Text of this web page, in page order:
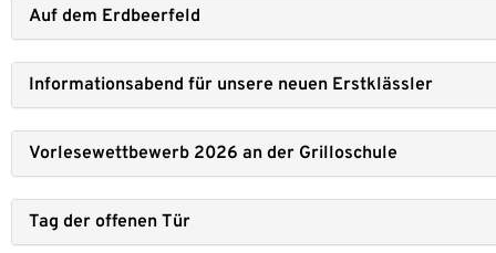
Auf dem Erd­beer­feld
Infor­ma­ti­ons­abend für unse­re neu­en Erst­kläss­ler
Vor­le­se­wett­be­werb 2026 an der Gril­lo­schu­le
Tag der offe­nen Tür